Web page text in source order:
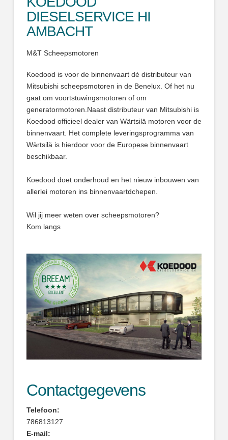
DIESELSERVICE HI
AMBACHT
M&T Scheepsmotoren
Koedood is voor de binnenvaart dé distributeur van
Mitsubishi scheepsmotoren in de Benelux. Of het nu
gaat om voortstuwingsmotoren of om
generatormotoren.Naast distributeur van Mitsubishi is
Koedood officieel dealer van Wärtsilä motoren voor de
binnenvaart. Het complete leveringsprogramma van
Wärtsilä is hierdoor voor de Europese binnenvaart
beschikbaar.
Koedood doet onderhoud en het nieuw inbouwen van
allerlei motoren ins binnenvaartdchepen.
Wil jij meer weten over scheepsmotoren?
Kom langs
Contactgegevens
Telefoon:
786813127
E-mail: